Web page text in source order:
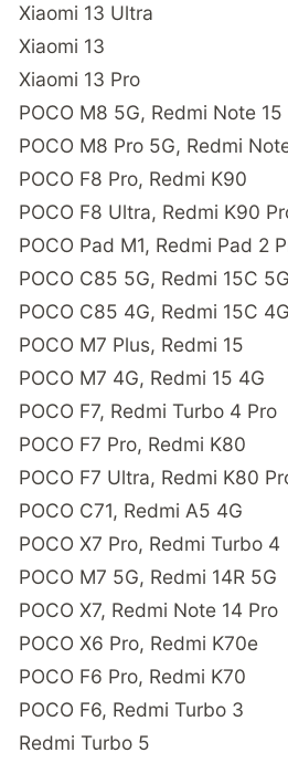
Xiaomi 13 Ultra
Xiaomi 13
Xiaomi 13 Pro
POCO M8 5G, Redmi Note 15
POCO M8 Pro 5G, Redmi
POCO F8 Pro, Redmi K90
POCO F8 Ultra, Redmi K90
POCO Pad M1, Redmi Pad 2
POCO C85 5G, Redmi 15C 5G
POCO C85 4G, Redmi 15C 4G
POCO M7 Plus, Redmi 15
POCO M7 4G, Redmi 15 4G
POCO F7, Redmi Turbo 4 Pro
POCO F7 Pro, Redmi K80
POCO F7 Ultra, Redmi K80
POCO C71, Redmi A5 4G
POCO X7 Pro, Redmi Turbo 4
POCO M7 5G, Redmi 14R 5G
POCO X7, Redmi Note 14 Pro
POCO X6 Pro, Redmi K70e
POCO F6 Pro, Redmi K70
POCO F6, Redmi Turbo 3
Redmi Turbo 5